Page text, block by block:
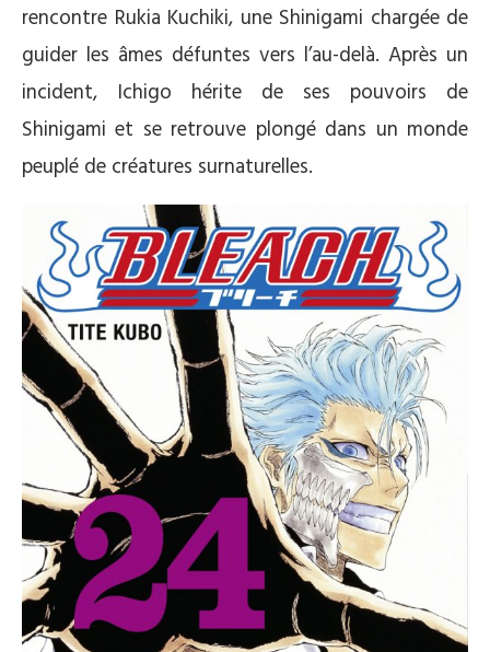
rencontre Rukia Kuchiki, une Shinigami chargée de
guider les âmes défuntes vers l’au-delà. Après un
incident, Ichigo hérite de ses pouvoirs de
Shinigami et se retrouve plongé dans un monde
peuplé de créatures surnaturelles.